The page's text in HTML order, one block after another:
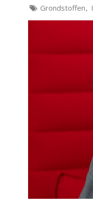
Grondstoffen